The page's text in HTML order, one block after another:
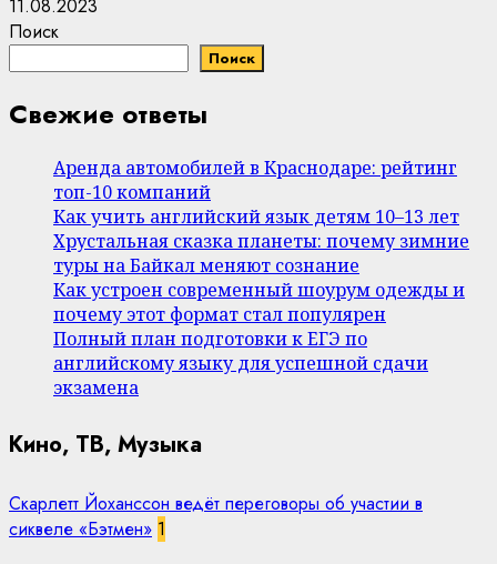
11.08.2023
Поиск
Поиск
Свежие ответы
Аренда автомобилей в Краснодаре: рейтинг
топ-10 компаний
Как учить английский язык детям 10–13 лет
Хрустальная сказка планеты: почему зимние
туры на Байкал меняют сознание
Как устроен современный шоурум одежды и
почему этот формат стал популярен
Полный план подготовки к ЕГЭ по
английскому языку для успешной сдачи
экзамена
Кино, ТВ, Музыка
Скарлетт Йоханссон ведёт переговоры об участии в
сиквеле «Бэтмен» 1